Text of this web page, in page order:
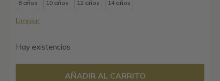
8 años 10 años 12 años 14 años
Limpiar
Hay existencias
AÑADIR AL CARRITO